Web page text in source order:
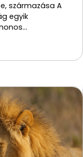
származása A
egyik